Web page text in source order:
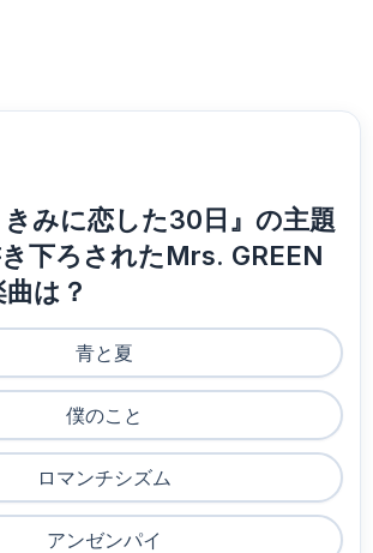
きみに恋した30日』の主題
下ろされたMrs. GREEN
は？
青と夏
僕のこと
ロマンチシズム
アンゼンパイ